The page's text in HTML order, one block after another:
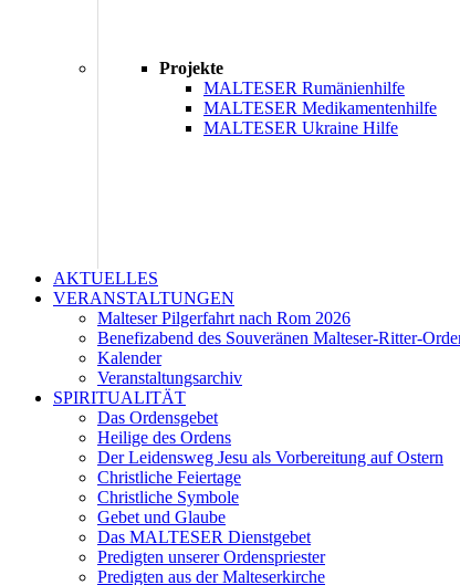
Projekte
MALTESER Rumänienhilfe
MALTESER Medikamentenhilfe
MALTESER Ukraine Hilfe
AKTUELLES
VERANSTALTUNGEN
Malteser Pilgerfahrt nach Rom 2026
Benefizabend des Souveränen Malteser-Ritter-
Kalender
Veranstaltungsarchiv
SPIRITUALITÄT
Das Ordensgebet
Heilige des Ordens
Der Leidensweg Jesu als Vorbereitung auf Ostern
Christliche Feiertage
Christliche Symbole
Gebet und Glaube
Das MALTESER Dienstgebet
Predigten unserer Ordenspriester
Predigten aus der Malteserkirche